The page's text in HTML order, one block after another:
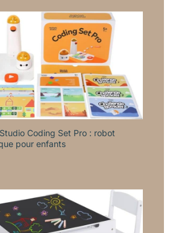
FIABLE : Notre priorité
absolue est la
satisfaction de nos
clients. En plus de
garantir des produits de
la plus haute qualité,
nous nous efforçons de
garantir la satisfaction de
chaque client. Contactez
notre service client
Amazon : connectez-
recherchez le numéro de
commande et cliquez sur
« Contacter le vendeur »
Coding Set Pro : robot
pour enfants